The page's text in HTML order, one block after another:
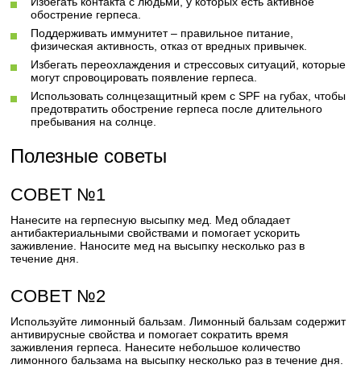
обострение герпеса.
Поддерживать иммунитет – правильное питание,
физическая активность, отказ от вредных привычек.
Избегать переохлаждения и стрессовых ситуаций, которые
могут спровоцировать появление герпеса.
Использовать солнцезащитный крем с SPF на губах, чтобы
предотвратить обострение герпеса после длительного
пребывания на солнце.
Полезные советы
СОВЕТ №1
Нанесите на герпесную высыпку мед. Мед обладает
антибактериальными свойствами и помогает ускорить
заживление. Наносите мед на высыпку несколько раз в
течение дня.
СОВЕТ №2
Используйте лимонный бальзам. Лимонный бальзам содержит
антивирусные свойства и помогает сократить время
заживления герпеса. Нанесите небольшое количество
лимонного бальзама на высыпку несколько раз в течение дня.